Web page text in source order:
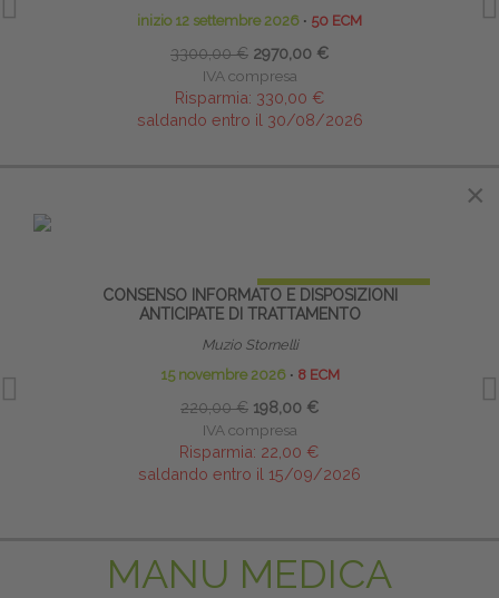
inizio 12 settembre 2026 ∙ 50 ECM
3300,00 € 2970,00 €
IVA compresa
Risparmia: 330,00 €
saldando entro il 30/08/2026
CONSENSO INFORMATO E DISPOSIZIONI
ANTICIPATE DI TRATTAMENTO
Muzio Stornelli
15 novembre 2026 ∙ 8 ECM
220,00 € 198,00 €
IVA compresa
Risparmia: 22,00 €
saldando entro il 15/09/2026
MANU MEDICA
×
×